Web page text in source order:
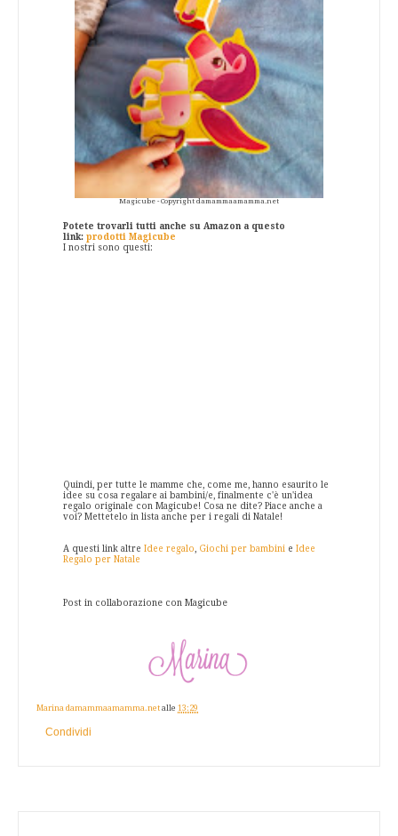
Magicube - Copyright damammaamamma.net
Potete trovarli tutti anche su Amazon a questo
link: prodotti Magicube
I nostri sono questi:
Quindi, per tutte le mamme che, come me, hanno esaurito le
idee su cosa regalare ai bambini/e, finalmente c'è un'idea
regalo originale con Magicube! Cosa ne dite? Piace anche a
voi? Mettetelo in lista anche per i regali di Natale!
A questi link altre Idee regalo, Giochi per bambini e Idee
Regalo per Natale
Post in collaborazione con Magicube
Marina damammaamamma.net alle 13:29
Condividi